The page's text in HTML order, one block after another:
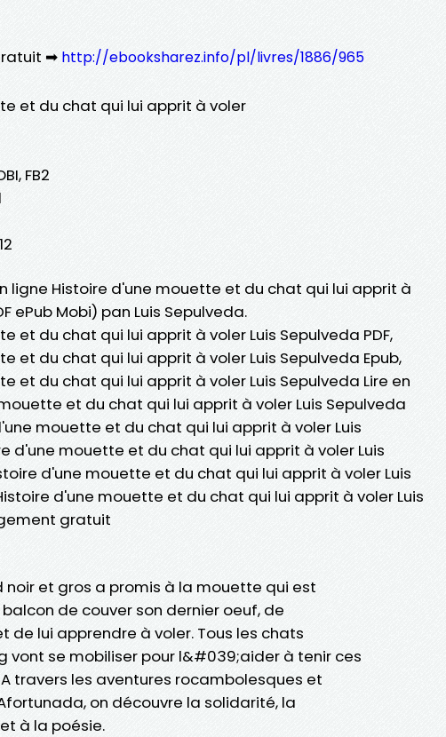
➡ http://ebooksharez.info/pl/livres/1886/965
et du chat qui lui apprit à voler
FB2
ligne Histoire d'une mouette et du chat qui lui apprit à
ePub Mobi) pan Luis Sepulveda.
et du chat qui lui apprit à voler Luis Sepulveda PDF,
et du chat qui lui apprit à voler Luis Sepulveda Epub,
et du chat qui lui apprit à voler Luis Sepulveda Lire en
et du chat qui lui apprit à voler Luis Sepulveda
mouette et du chat qui lui apprit à voler Luis
d'une mouette et du chat qui lui apprit à voler Luis
d'une mouette et du chat qui lui apprit à voler Luis
d'une mouette et du chat qui lui apprit à voler Luis
gratuit
noir et gros a promis à la mouette qui est
de couver son dernier oeuf, de
de lui apprendre à voler. Tous les chats
vont se mobiliser pour l&#039;aider à tenir ces
travers les aventures rocambolesques et
on découvre la solidarité, la
à la poésie.